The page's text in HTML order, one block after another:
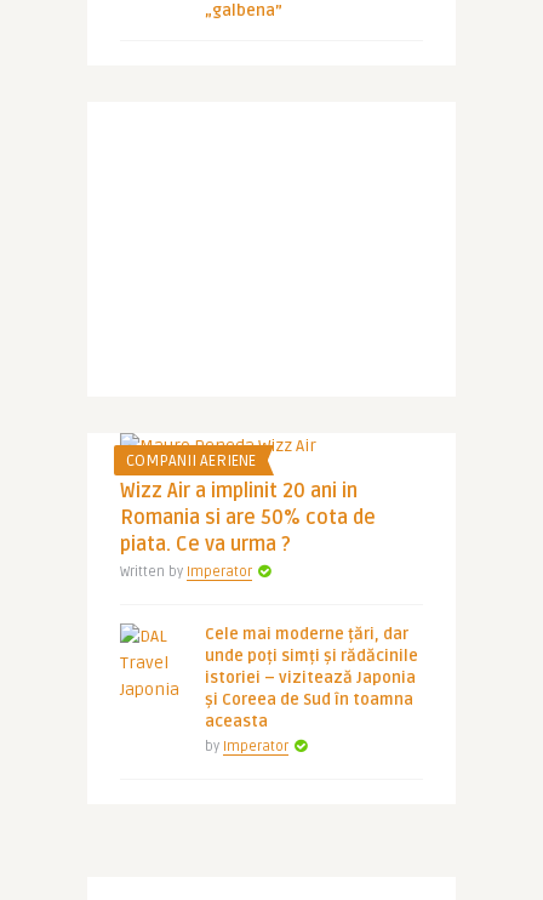
„galbena”
COMPANII AERIENE
Wizz Air a implinit 20 ani in
Romania si are 50% cota de
piata. Ce va urma ?
Written by Imperator
Cele mai moderne țări, dar
unde poți simți și rădăcinile
istoriei – vizitează Japonia
și Coreea de Sud în toamna
aceasta
by Imperator